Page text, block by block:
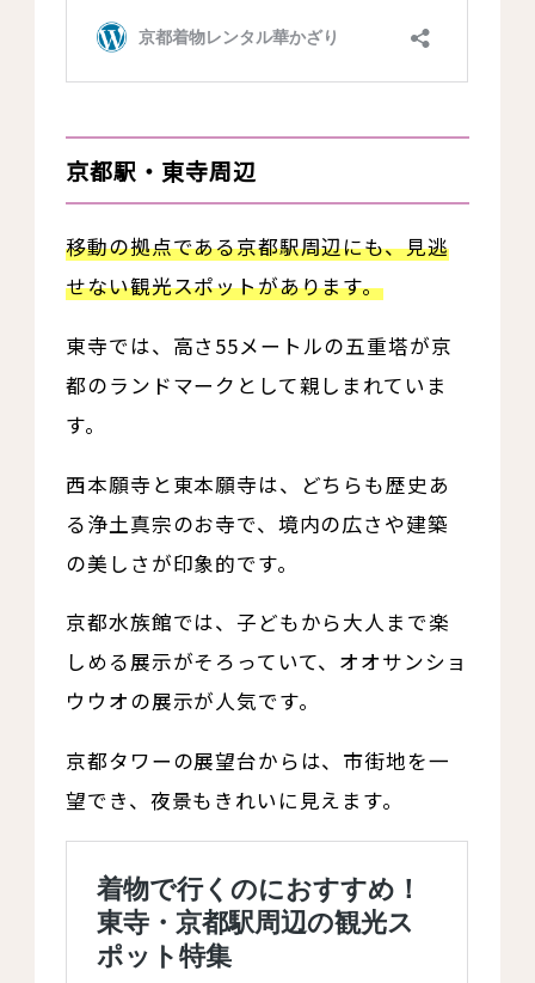
京都駅・東寺周辺
移動の拠点である京都駅周辺にも、見逃
せない観光スポットがあります。
東寺では、高さ55メートルの五重塔が京
都のランドマークとして親しまれていま
す。
西本願寺と東本願寺は、どちらも歴史あ
る浄土真宗のお寺で、境内の広さや建築
の美しさが印象的です。
京都水族館では、子どもから大人まで楽
しめる展示がそろっていて、オオサンショ
ウウオの展示が人気です。
京都タワーの展望台からは、市街地を一
望でき、夜景もきれいに見えます。